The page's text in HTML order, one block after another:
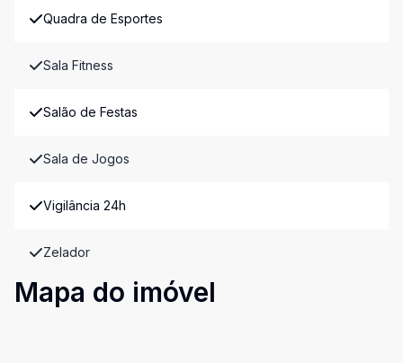
Quadra de Esportes
Sala Fitness
Salão de Festas
Sala de Jogos
Vigilância 24h
Zelador
Mapa do imóvel